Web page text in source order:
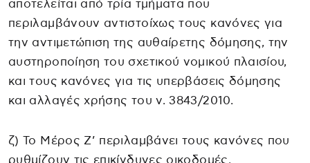
αποτελείται από τρία τμήματα που
περιλαμβάνουν αντιστοίχως τους κανόνες για
την αντιμετώπιση της αυθαίρετης δόμησης, την
αυστηροποίηση του σχετικού νομικού πλαισίου,
και τους κανόνες για τις υπερβάσεις δόμησης
και αλλαγές χρήσης του ν. 3843/2010.
ζ) Το Μέρος Ζ’ περιλαμβάνει τους κανόνες που
ρυθμίζουν τις επικίνδυνες οικοδομές.